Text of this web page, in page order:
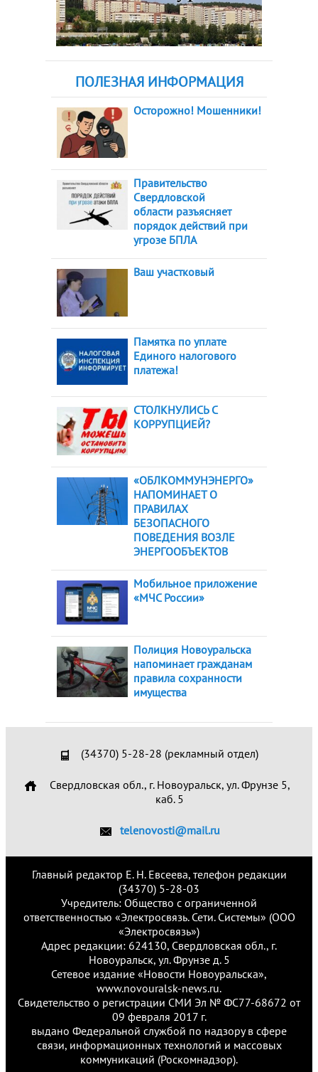
ПОЛЕЗНАЯ ИНФОРМАЦИЯ
Осторожно! Мошенники!
Правительство
Свердловской
области разъясняет
порядок действий при
угрозе БПЛА
Ваш участковый
Памятка по уплате
Единого налогового
платежа!
СТОЛКНУЛИСЬ С
КОРРУПЦИЕЙ?
«ОБЛКОММУНЭНЕРГО»
НАПОМИНАЕТ О
ПРАВИЛАХ
БЕЗОПАСНОГО
ПОВЕДЕНИЯ ВОЗЛЕ
ЭНЕРГООБЪЕКТОВ
Мобильное приложение
«МЧС России»
Полиция Новоуральска
напоминает гражданам
правила сохранности
имущества
(34370) 5-28-28 (рекламный отдел)
Свердловская обл., г. Новоуральск, ул. Фрунзе 5,
каб. 5
telenovosti@mail.ru
Главный редактор Е. Н. Евсеева, телефон редакции
(34370) 5-28-03
Учредитель: Общество с ограниченной
ответственностью «Электросвязь. Сети. Системы» (ООО
«Электросвязь»)
Адрес редакции: 624130, Свердловская обл., г.
Новоуральск, ул. Фрунзе д. 5
Сетевое издание «Новости Новоуральска»,
www.novouralsk-news.ru.
Свидетельство о регистрации СМИ Эл № ФС77-68672 от
09 февраля 2017 г.
выдано Федеральной службой по надзору в сфере
связи, информационных технологий и массовых
коммуникаций (Роскомнадзор).